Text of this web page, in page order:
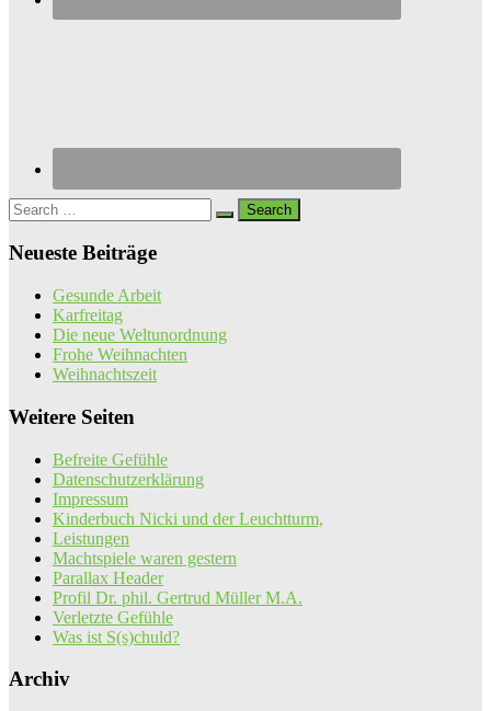
Search
for:
Neueste Beiträge
Gesunde Arbeit
Karfreitag
Die neue Weltunordnung
Frohe Weihnachten
Weihnachtszeit
Weitere Seiten
Befreite Gefühle
Datenschutzerklärung
Impressum
Kinderbuch Nicki und der Leuchtturm,
Leistungen
Machtspiele waren gestern
Parallax Header
Profil Dr. phil. Gertrud Müller M.A.
Verletzte Gefühle
Was ist S(s)chuld?
Archiv